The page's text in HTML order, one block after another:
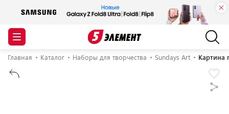
Главная Каталог Наборы для творчества Sundays Art Картина